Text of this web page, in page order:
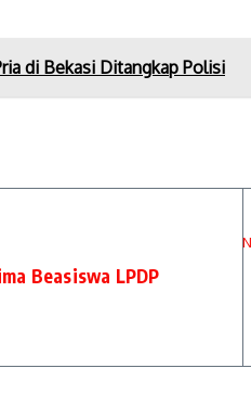
di Bekasi Ditangkap Polisi
Beasiswa LPDP